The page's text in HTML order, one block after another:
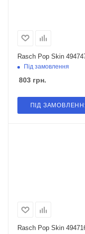
Rasch Pop Skin
Під замовлення
803 грн.
ПІД
Rasch Pop Skin